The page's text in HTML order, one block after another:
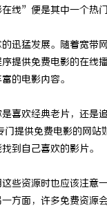
线”便是其中一个热
迅猛发展。随着宽
提供免费电影的在
的电影内容。
喜欢经典老片，还
提供免费电影的网
到自己喜欢的影片。
些资源时也应该注
方面，许多免费资